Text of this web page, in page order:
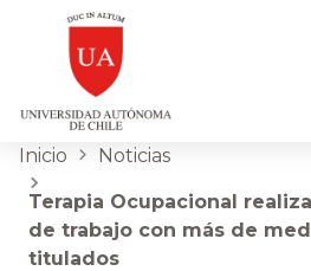
Inicio Noticias
Terapia Ocupacional
de trabajo con más de
titulados